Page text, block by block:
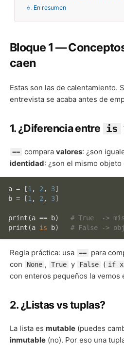
6 En resumen
Bloque 1 —
caen
Estas son las de calentamiento.
entrevista se acaba antes de
1. ¿Diferencia entre is
== comparavalores: ¿son
identidad: ¿son el mismo objeto
a = [1 , 2 , 3]
b = [1 , 2 , 3]
print (a == b) # True  ->
print (a is b) # False ->
Regla práctica: usa == para
con
None , True y False ( if x
con enteros pequeños la vemos
2. ¿Listas vs tuplas?
La lista es mutable (puedes
inmutable (no). Por eso una